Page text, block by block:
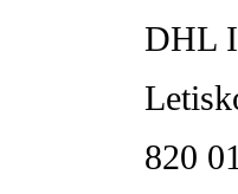
DHL
820